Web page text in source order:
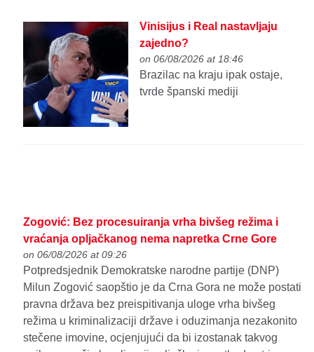
Vinisijus i Real nastavljaju
zajedno?
on 06/08/2026 at 18:46
Brazilac na kraju ipak ostaje,
tvrde španski mediji
Zogović: Bez procesuiranja vrha bivšeg režima i
vraćanja opljačkanog nema napretka Crne Gore
on 06/08/2026 at 09:26
Potpredsjednik Demokratske narodne partije (DNP)
Milun Zogović saopštio je da Crna Gora ne može postati
pravna država bez preispitivanja uloge vrha bivšeg
režima u kriminalizaciji države i oduzimanja nezakonito
stečene imovine, ocjenjujući da bi izostanak takvog